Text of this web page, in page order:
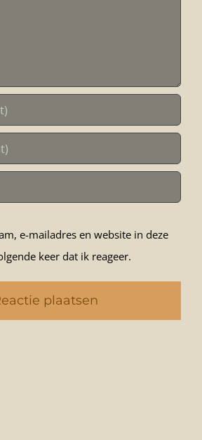
e-mailadres en website in deze
keer dat ik reageer.